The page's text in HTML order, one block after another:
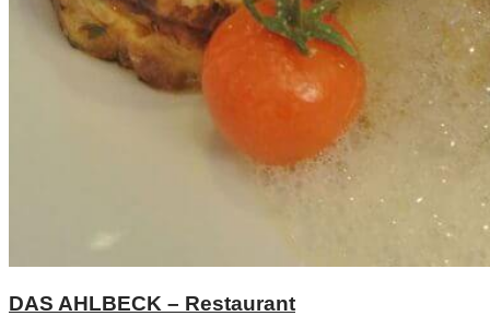
DAS AHLBECK – Restaurant